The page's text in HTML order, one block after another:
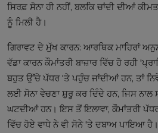
ਸਿਰਫ਼ ਸੋਨਾ ਹੀ ਨਹੀਂ, ਬਲਕਿ ਚਾਂਦੀ ਦੀਆਂ
ਨੂੰ ਮਿਲੀ ਹੈ।
ਗਿਰਾਵਟ ਦੇ ਮੁੱਖ ਕਾਰਨ: ਆਰਥਿਕ ਮਾਹਿਰਾਂ
ਵੱਡਾ ਕਾਰਨ ਕੌਮਾਂਤਰੀ ਬਾਜ਼ਾਰ ਵਿੱਚ ਹੋ ਰਹੀ
ਬਹੁਤ ਉੱਚੇ ਪੱਧਰ 'ਤੇ ਪਹੁੰਚ ਜਾਂਦੀਆਂ ਹਨ, ਤਾਂ
ਲਈ ਸੋਨਾ ਵੇਚਣਾ ਸ਼ੁਰੂ ਕਰ ਦਿੰਦੇ ਹਨ, ਜਿਸ
ਘਟਦੀਆਂ ਹਨ। ਇਸ ਤੋਂ ਇਲਾਵਾ, ਕੌਮਾਂਤਰੀ
ਵਿੱਚ ਹੋਏ ਵਾਧੇ ਨੇ ਵੀ ਸੋਨੇ 'ਤੇ ਦਬਾਅ ਪਾਇਆ